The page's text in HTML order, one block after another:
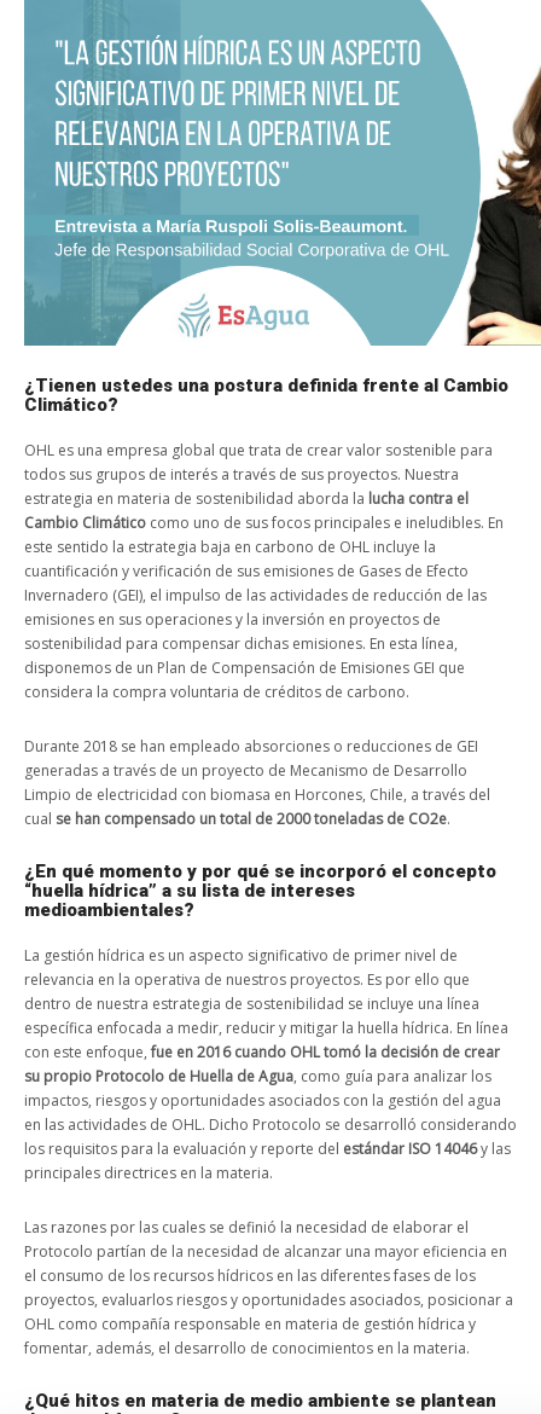
¿Tienen ustedes una postura definida frente al Cambio
Climático?
OHL es una empresa global que trata de crear valor sostenible para
todos sus grupos de interés a través de sus proyectos. Nuestra
estrategia en materia de sostenibilidad aborda la lucha contra el
Cambio Climático como uno de sus focos principales e ineludibles. En
este sentido la estrategia baja en carbono de OHL incluye la
cuantificación y verificación de sus emisiones de Gases de Efecto
Invernadero (GEI), el impulso de las actividades de reducción de las
emisiones en sus operaciones y la inversión en proyectos de
sostenibilidad para compensar dichas emisiones. En esta línea,
disponemos de un Plan de Compensación de Emisiones GEI que
considera la compra voluntaria de créditos de carbono.
Durante 2018 se han empleado absorciones o reducciones de GEI
generadas a través de un proyecto de Mecanismo de Desarrollo
Limpio de electricidad con biomasa en Horcones, Chile, a través del
cual se han compensado un total de 2000 toneladas de CO2e.
¿En qué momento y por qué se incorporó el concepto
“huella hídrica” a su lista de intereses
medioambientales?
La gestión hídrica es un aspecto significativo de primer nivel de
relevancia en la operativa de nuestros proyectos. Es por ello que
dentro de nuestra estrategia de sostenibilidad se incluye una línea
específica enfocada a medir, reducir y mitigar la huella hídrica. En línea
con este enfoque,fue en 2016 cuando OHL tomó la decisión de crear
su propio Protocolo de Huella de Agua, como guía para analizar los
impactos, riesgos y oportunidades asociados con la gestión del agua
en las actividades de OHL. Dicho Protocolo se desarrolló considerando
los requisitos para la evaluación y reporte del estándar ISO 14046y las
principales directrices en la materia.
Las razones por las cuales se definió la necesidad de elaborar el
Protocolo partían de la necesidad de alcanzar una mayor eficiencia en
el consumo de los recursos hídricos en las diferentes fases de los
proyectos, evaluarlos riesgos y oportunidades asociados, posicionar a
OHL como compañía responsable en materia de gestión hídrica y
fomentar, además, el desarrollo de conocimientos en la materia.
¿Qué hitos en materia de medio ambiente se plantean